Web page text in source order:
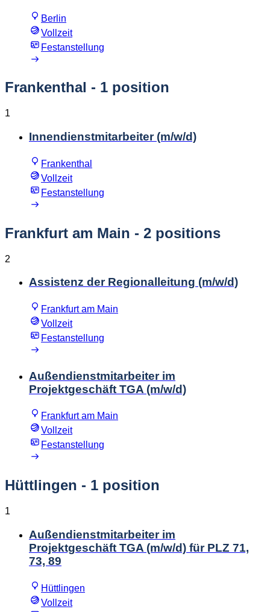
Berlin
Vollzeit
Festanstellung
Frankenthal - 1 position
1
Innendienstmitarbeiter (m/w/d)
Frankenthal
Vollzeit
Festanstellung
Frankfurt am Main - 2 positions
2
Assistenz der Regionalleitung (m/w/d)
Frankfurt am Main
Vollzeit
Festanstellung
Außendienstmitarbeiter im
Projektgeschäft TGA (m/w/d)
Frankfurt am Main
Vollzeit
Festanstellung
Hüttlingen - 1 position
1
Außendienstmitarbeiter im
Projektgeschäft TGA (m/w/d) für PLZ 71,
73, 89
Hüttlingen
Vollzeit